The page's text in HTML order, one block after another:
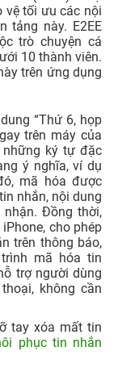
vệ tối ưu các nội
tảng này. E2EE
trò chuyện cá
10 thành viên.
trên ứng dụng
“Thứ 6, họp
trên máy của
ký tự đặc
ý nghĩa, ví dụ
mã hóa được
nhắn, nội dung
Đồng thời,
cho phép
trên thông báo,
mã hóa tin
trợ người dùng
không cần
tay xóa mất tin
phục tin nhắn